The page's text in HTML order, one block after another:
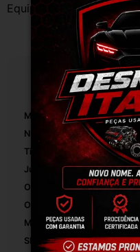
Equipe DESMONTE
Marca:
Número De Peça:
Tipo De Veículo:
Junta Ou Selo Incluído:
Origem:
OEM:
Modelo:
SKU: